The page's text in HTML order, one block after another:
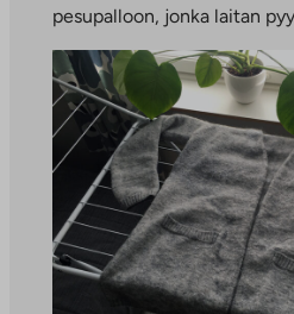
pesupalloon, jonka laitan